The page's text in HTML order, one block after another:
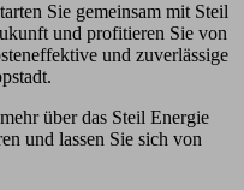
Sie gemeinsam mit Steil
und profitieren Sie von
und zuverlässige
über das Steil Energie
und lassen Sie sich von